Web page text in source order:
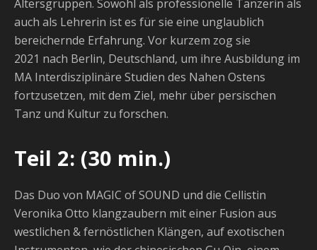
Altersgruppen. Sowohl als professionelle Tänzerin als
auch als Lehrerin ist es für sie eine unglaublich
bereichernde Erfahrung. Vor kurzem zog sie
2021 nach Berlin, Deutschland, um ihre Ausbildung im
MA Interdisziplinäre Studien des Nahen Ostens
fortzusetzen, mit dem Ziel, mehr über persischen
Tanz und Kultur zu forschen.
Teil 2: (30 min.)
Das Duo von MAGIC of SOUND und die Cellistin
Veronika Otto klangzaubern mit einer Fusion aus
westlichen & fernöstlichen Klängen, auf exotischen